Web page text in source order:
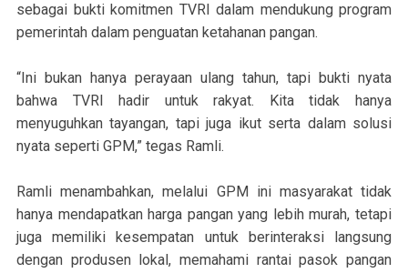
sebagai bukti komitmen TVRI dalam mendukung program
pemerintah dalam penguatan ketahanan pangan.
“Ini bukan hanya perayaan ulang tahun, tapi bukti nyata
bahwa TVRI hadir untuk rakyat. Kita tidak hanya
menyuguhkan tayangan, tapi juga ikut serta dalam solusi
nyata seperti GPM,” tegas Ramli.
Ramli menambahkan, melalui GPM ini masyarakat tidak
hanya mendapatkan harga pangan yang lebih murah, tetapi
juga memiliki kesempatan untuk berinteraksi langsung
dengan produsen lokal, memahami rantai pasok pangan